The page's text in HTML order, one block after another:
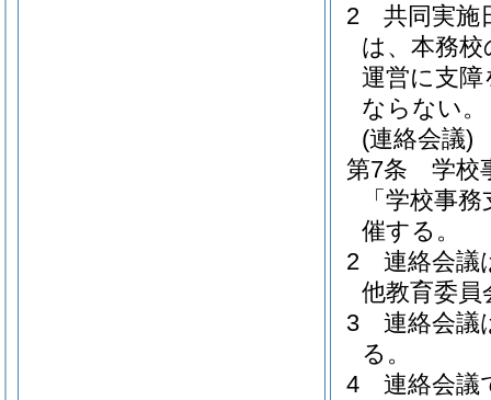
2
共同実施
は、本務
運営に支
ならない。
(連絡会議)
第7条
学校
「学校事
催する。
2
連絡会議
他教育委
3
連絡会議
る。
4
連絡会議